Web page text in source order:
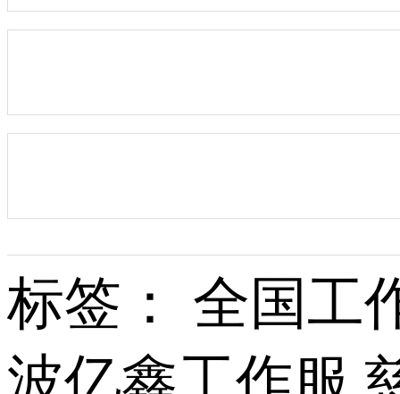
标签： 全国工
波亿鑫工作服